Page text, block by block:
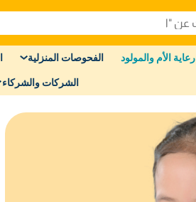
رعاية الأم والمولود الفحوصات المنزلية
الشركات والشركاء